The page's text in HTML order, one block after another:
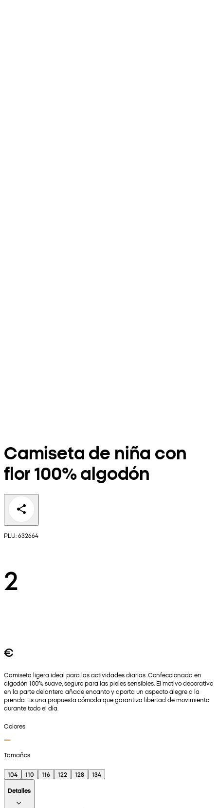
Camiseta de niña con
flor 100% algodón
PLU: 632664
2
€
Camiseta ligera ideal para las actividades diarias. Confeccionada en
algodón 100% suave, seguro para las pieles sensibles. El motivo decorativo
en la parte delantera añade encanto y aporta un aspecto alegre a la
prenda. Es una propuesta cómoda que garantiza libertad de movimiento
durante todo el día.
Colores
Tamaños
104 110 116 122 128
134
Detalles